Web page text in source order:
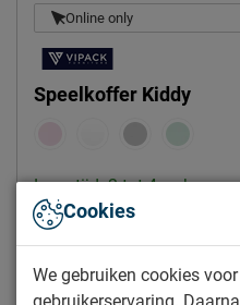
Leveranciersinformatie
Online only
Speelkoffer Kiddy
Levertijd: 2 tot 4 weken
85.-
Cookies
We gebruiken cookies
gebruikerservaring.